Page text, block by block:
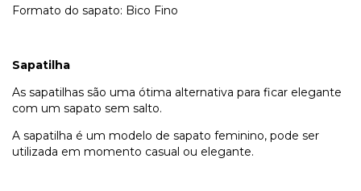
Formato do sapato: Bico Fino
Sapatilha
As sapatilhas são uma ótima alternativa para ficar elegante
com um sapato sem salto.
A sapatilha é um modelo de sapato feminino, pode ser
utilizada em momento casual ou elegante.